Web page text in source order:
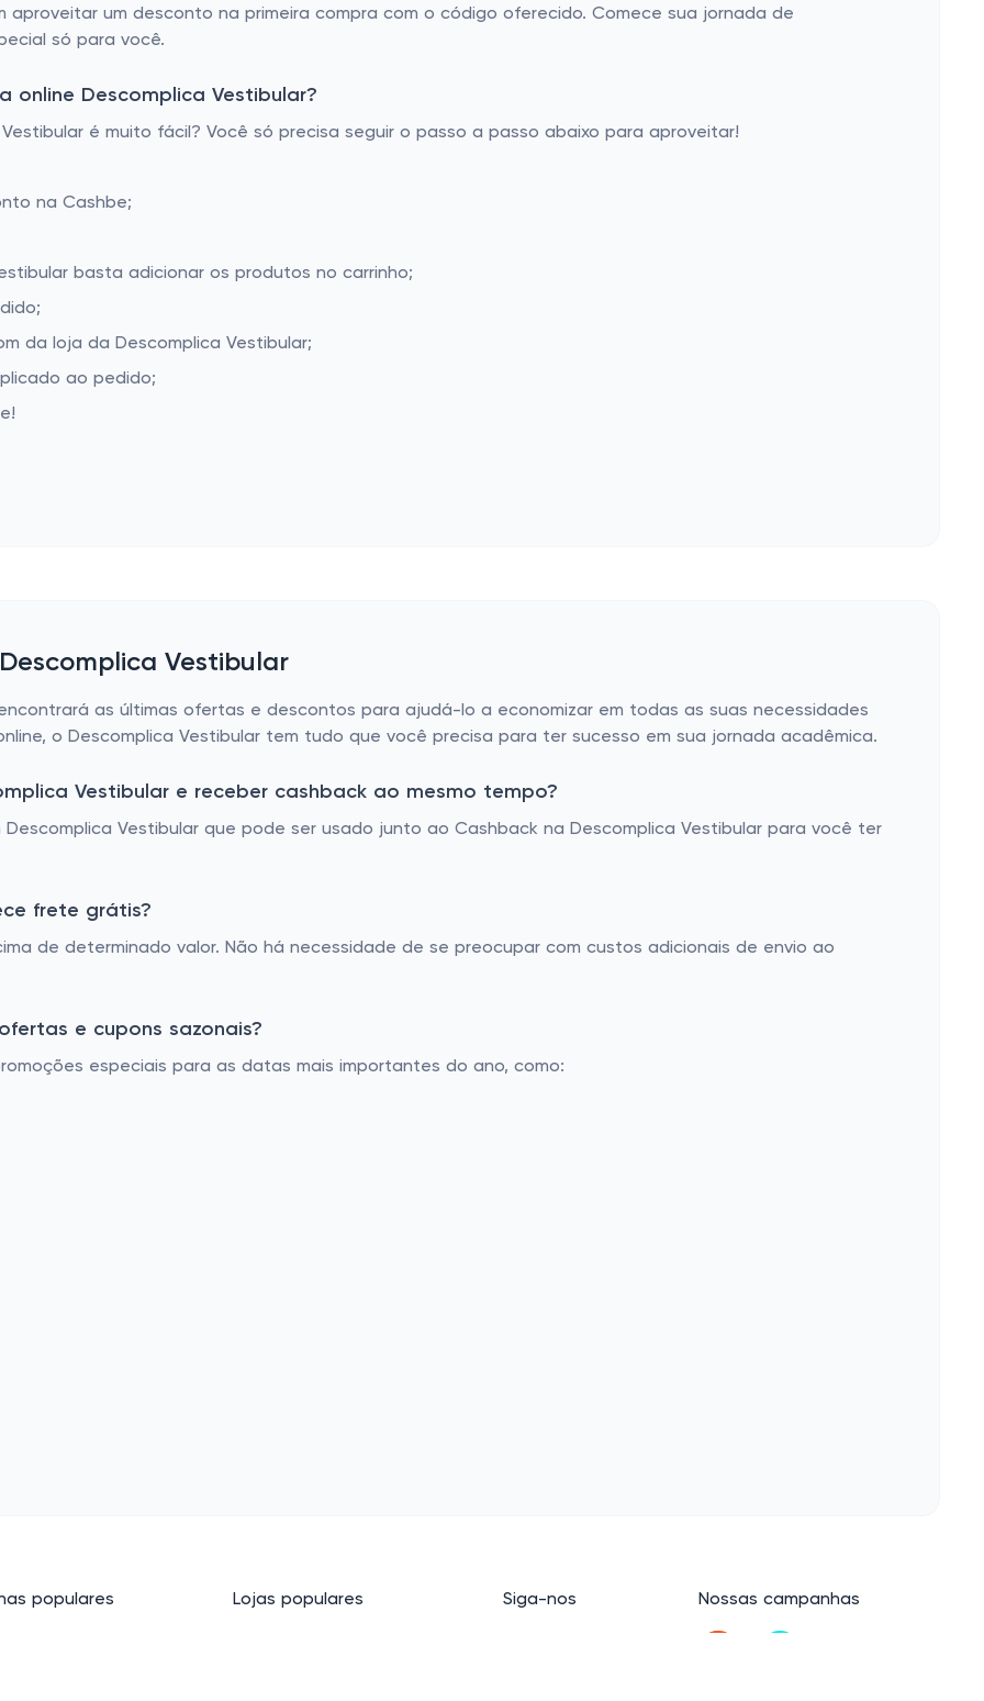
aproveitar um desconto na primeira compra com o código oferecido. Comece sua jornada de
só para você.
online Descomplica Vestibular?
é muito fácil? Você só precisa seguir o passo a passo abaixo para aproveitar!
na Cashbe;
basta adicionar os produtos no carrinho;
da loja da Descomplica Vestibular;
ao pedido;
Vestibular
as últimas ofertas e descontos para ajudá-lo a economizar em todas as suas necessidades
o Descomplica Vestibular tem tudo que você precisa para ter sucesso em sua jornada acadêmica.
Vestibular e receber cashback ao mesmo tempo?
Vestibular que pode ser usado junto ao Cashback na Descomplica Vestibular para você ter
frete grátis?
de determinado valor. Não há necessidade de se preocupar com custos adicionais de envio ao
e cupons sazonais?
especiais para as datas mais importantes do ano, como:
populares Lojas populares Siga-nos Nossas campanhas